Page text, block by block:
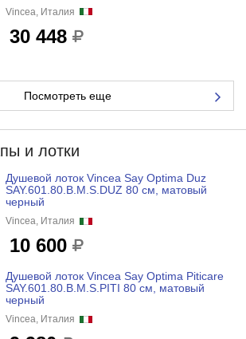
Vincea, Италия
30 448
Посмотреть еще
и лотки
Душевой лоток Vincea Say Optima Duz
SAY.601.80.B.M.S.DUZ 80 см, матовый
черный
Vincea, Италия
10 600
Душевой лоток Vincea Say Optima Piticare
SAY.601.80.B.M.S.PITI 80 см, матовый
черный
Vincea, Италия